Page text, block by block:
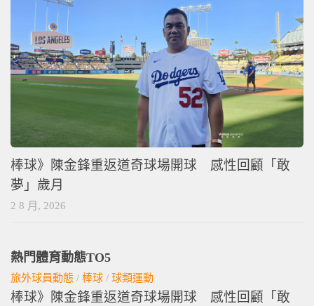
棒球》陳金鋒重返道奇球場開球 感性回顧「敢
夢」歲月
2 8 月, 2026
熱門體育動態TO5
旅外球員動態 / 棒球 / 球類運動
棒球》陳金鋒重返道奇球場開球 感性回顧「敢